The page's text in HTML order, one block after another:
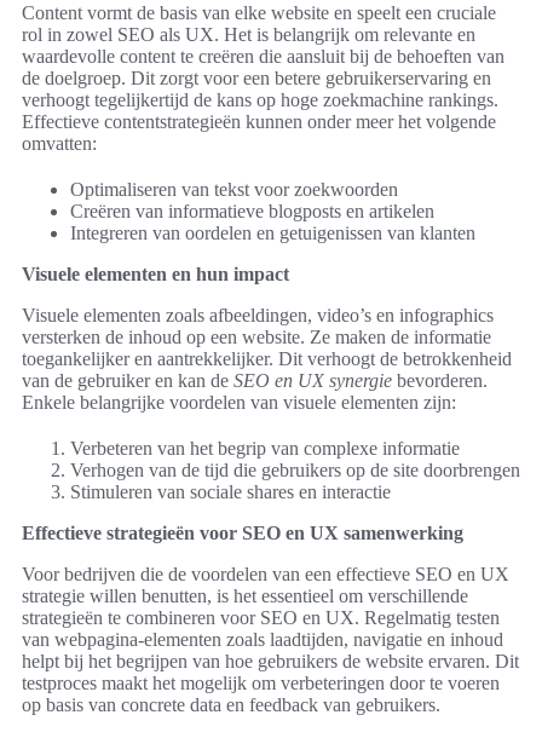
Content vormt de basis van elke website en speelt een cruciale
rol in zowel SEO als UX. Het is belangrijk om relevante en
waardevolle content te creëren die aansluit bij de behoeften van
de doelgroep. Dit zorgt voor een betere gebruikerservaring en
verhoogt tegelijkertijd de kans op hoge zoekmachine rankings.
Effectieve contentstrategieën kunnen onder meer het volgende
omvatten:
Optimaliseren van tekst voor zoekwoorden
Creëren van informatieve blogposts en artikelen
Integreren van oordelen en getuigenissen van klanten
Visuele elementen en hun impact
Visuele elementen zoals afbeeldingen, video’s en infographics
versterken de inhoud op een website. Ze maken de informatie
toegankelijker en aantrekkelijker. Dit verhoogt de betrokkenheid
van de gebruiker en kan de SEO en UX synergie bevorderen.
Enkele belangrijke voordelen van visuele elementen zijn:
Verbeteren van het begrip van complexe informatie
Verhogen van de tijd die gebruikers op de site doorbrengen
Stimuleren van sociale shares en interactie
Effectieve strategieën voor SEO en UX samenwerking
Voor bedrijven die de voordelen van een effectieve SEO en UX
strategie willen benutten, is het essentieel om verschillende
strategieën te combineren voor SEO en UX. Regelmatig testen
van webpagina-elementen zoals laadtijden, navigatie en inhoud
helpt bij het begrijpen van hoe gebruikers de website ervaren. Dit
testproces maakt het mogelijk om verbeteringen door te voeren
op basis van concrete data en feedback van gebruikers.